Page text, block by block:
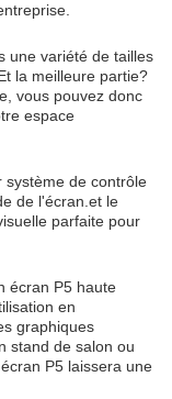
une variété de tailles
la meilleure partie?
vous pouvez donc
espace
système de contrôle
de l'écran.et le
parfaite pour
écran P5 haute
en
graphiques
stand de salon ou
P5 laissera une